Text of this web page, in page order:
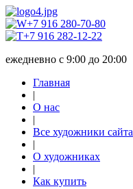
+7 916 280-70-80
+7 916 282-12-22
ежедневно с 9:00 до 20:00
Главная
|
О нас
|
Все художники сайта
|
О художниках
|
Как купить